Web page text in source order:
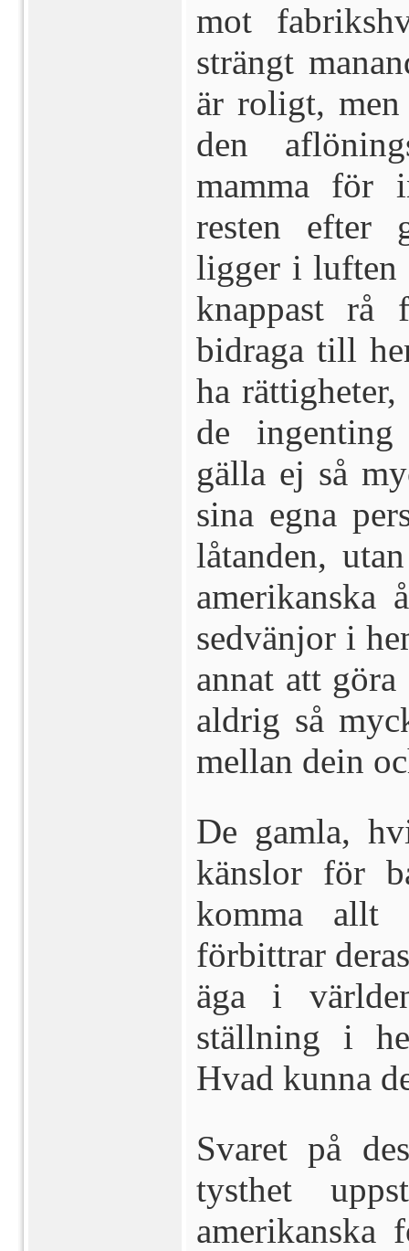
mot
strängt
är roligt, men
den
mamma för
resten efter
ligger i luften
knappast
bidraga till
ha
de ingenting
gälla ej så
sina egna
låtanden,
amerikanska
sedvänjor i
annat att
aldrig så
mellan dein
De gamla,
känslor för
komma allt
förbittrar
äga i
ställning i
Hvad kunna
Svaret på
tysthet